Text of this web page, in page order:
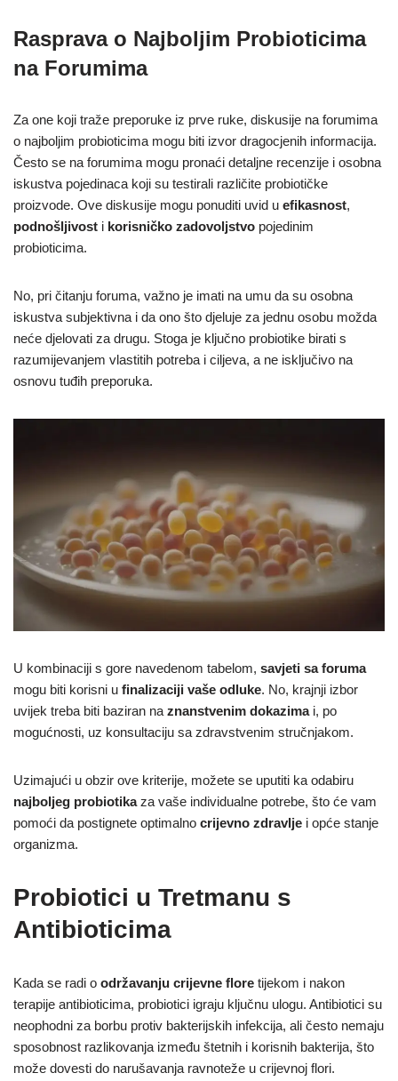
Rasprava o Najboljim Probioticima
na Forumima
Za one koji traže preporuke iz prve ruke, diskusije na forumima
o najboljim probioticima mogu biti izvor dragocjenih informacija.
Često se na forumima mogu pronaći detaljne recenzije i osobna
iskustva pojedinaca koji su testirali različite probiotičke
proizvode. Ove diskusije mogu ponuditi uvid u efikasnost,
podnošljivost i korisničko zadovoljstvo pojedinim
probioticima.
No, pri čitanju foruma, važno je imati na umu da su osobna
iskustva subjektivna i da ono što djeluje za jednu osobu možda
neće djelovati za drugu. Stoga je ključno probiotike birati s
razumijevanjem vlastitih potreba i ciljeva, a ne isključivo na
osnovu tuđih preporuka.
U kombinaciji s gore navedenom tabelom, savjeti sa foruma
mogu biti korisni u finalizaciji vaše odluke. No, krajnji izbor
uvijek treba biti baziran na znanstvenim dokazimai, po
mogućnosti, uz konsultaciju sa zdravstvenim stručnjakom.
Uzimajući u obzir ove kriterije, možete se uputiti ka odabiru
najboljeg probiotikaza vaše individualne potrebe, što će vam
pomoći da postignete optimalno crijevno zdravlje i opće stanje
organizma.
Probiotici u Tretmanu s
Antibioticima
Kada se radi o održavanju crijevne flore tijekom i nakon
terapije antibioticima, probiotici igraju ključnu ulogu. Antibiotici su
neophodni za borbu protiv bakterijskih infekcija, ali često nemaju
sposobnost razlikovanja između štetnih i korisnih bakterija, što
može dovesti do narušavanja ravnoteže u crijevnoj flori.